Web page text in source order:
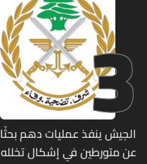
3
الجيش ينفذ عمليات دهم بحثًا
عن متورطين في إشكال تخلله